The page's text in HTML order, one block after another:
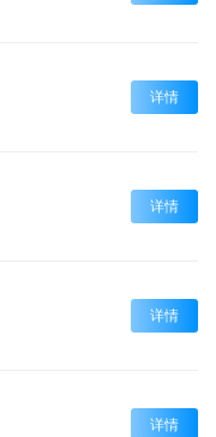
详情
详情
详情
详情